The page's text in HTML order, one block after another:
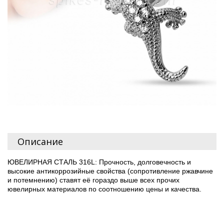
Описание
ЮВЕЛИРНАЯ СТАЛЬ 316L: Прочность, долговечность и
высокие антикоррозийные свойства (сопротивление ржавчине
и потемнению) ставят её гораздо выше всех прочих
ювелирных материалов по соотношению цены и качества.